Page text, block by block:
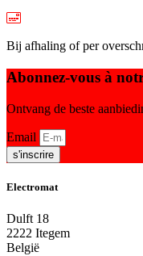
Bij afhaling of per
Abonnez-vous à
Ontvang de beste
Email
s'inscrire
Electromat
Dulft 18
2222 Itegem
België